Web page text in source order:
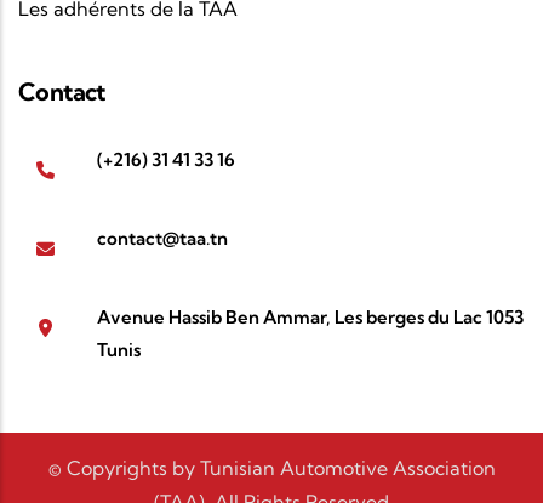
Les adhérents de la TAA
Contact
(+216) 31 41 33 16
contact@taa.tn
Avenue Hassib Ben Ammar, Les berges du Lac 1053
Tunis
© Copyrights by Tunisian Automotive Association